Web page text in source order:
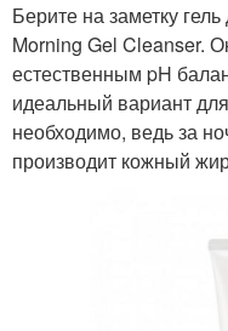
Берите на заметку
Morning Gel Cleanser.
естественным pH
идеальный вариант
необходимо, ведь за
производит кожный